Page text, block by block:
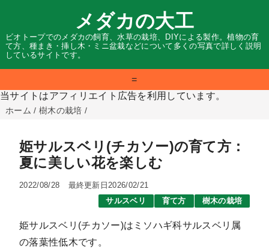
メダカの大工
ビオトープでのメダカの飼育、水草の栽培、DIYによる製作。植物の育
て方、種まき・挿し木・ミニ盆栽などについて多くの写真で詳しく説明
しているサイトです。
=
当サイトはアフィリエイト広告を利用しています。
ホーム / 樹木の栽培 /
姫サルスベリ(チカソー)の育て方：
夏に美しい花を楽しむ
2022/08/28
最終更新日2026/02/21
サルスベリ
育て方 樹木の栽培
姫サルスベリ(チカソー)はミソハギ科サルスベリ属
の落葉性低木です。